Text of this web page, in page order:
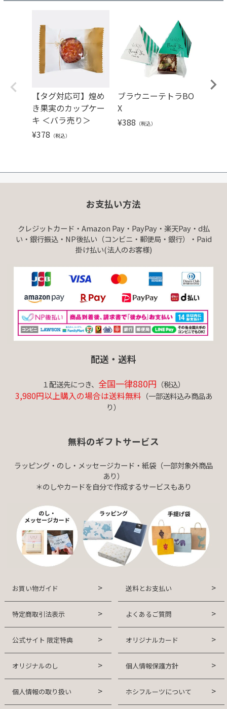
【タグ対応可】煌め
き果実のカップケー
キ ＜バラ売り＞
¥378 （税込）
ブラウニーテトラBO
X
¥388 （税込）
お支払い方法
クレジットカード・Amazon Pay・PayPay・楽天Pay・d払
い・銀行振込・NP後払い（コンビニ・郵便局・銀行）・Paid
掛け払い(法人のお客様)
配送・送料
１配送先につき、 全国一律880円 （税込）
3,980円以上購入の場合は送料無料 （一部送料込み商品あ
り）
無料のギフトサービス
ラッピング・のし・メッセージカード・紙袋（一部対象外商品
あり）
＊のしやカードを自分で作成するサービスもあり
お買い物ガイド 送料とお支払い
特定商取引法表示 よくあるご質問
公式サイト 限定特典 オリジナルカード
オリジナルのし 個人情報保護方針
個人情報の取り扱い ホシフルーツについて